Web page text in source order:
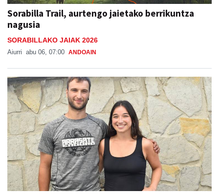
Sorabilla Trail, aurtengo jaietako berrikuntza
nagusia
SORABILLAKO JAIAK 2026
Aiurri abu 06, 07:00 ANDOAIN